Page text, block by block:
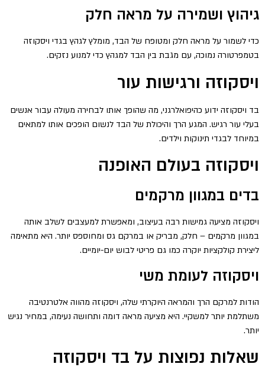
גיהוץ ושמירה על מראה חלק
כדי לשמור על מראה חלק ומטופח של הבד, מומלץ לגהץ בגדי ויסקוזה
בטמפרטורה נמוכה, עם מגבת בין הבד למגהץ כדי למנוע נזקים.
ויסקוזה ורגישות עור
בד ויסקוזה ידוע כהיפואלרגני, מה שהופך אותו לבחירה מעולה עבור אנשים
בעלי עור רגיש. המגע הרך והיכולת של הבד לנשום הופכים אותו למתאים
במיוחד לבגדי תינוקות וילדים.
ויסקוזה בעולם האופנה
בדים במגוון מרקמים
ויסקוזה מציעה גמישות רבה בעיצוב, ומאפשרת למעצבים לשלב אותה
במגוון מרקמים – חלק, מבריק או במרקם גס ומחוספס יותר. היא מתאימה
ליצירת קולקציות יוקרה כמו גם פריטי לבוש יום-יומיים.
ויסקוזה לעומת משי
הודות למרקם הרך והמראה היוקרתי שלה, ויסקוזה מהווה אלטרנטיבה
משתלמת יותר למשקיי. היא מציעה מראה דומה ותחושה נעימה, במחיר נגיש
יותר.
שאלות נפוצות על בד ויסקוזה